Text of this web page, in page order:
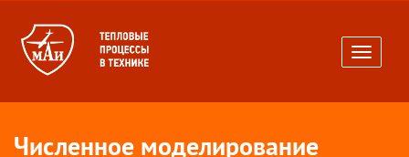
Toggle
Численное моделирование